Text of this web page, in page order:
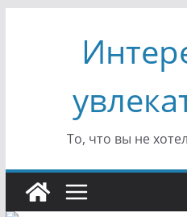
содержимому
То, что вы не